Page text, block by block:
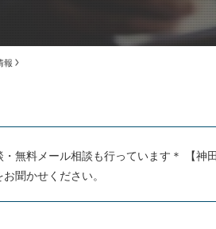
報
・無料メール相談も行っています＊ 【
聞かせください。